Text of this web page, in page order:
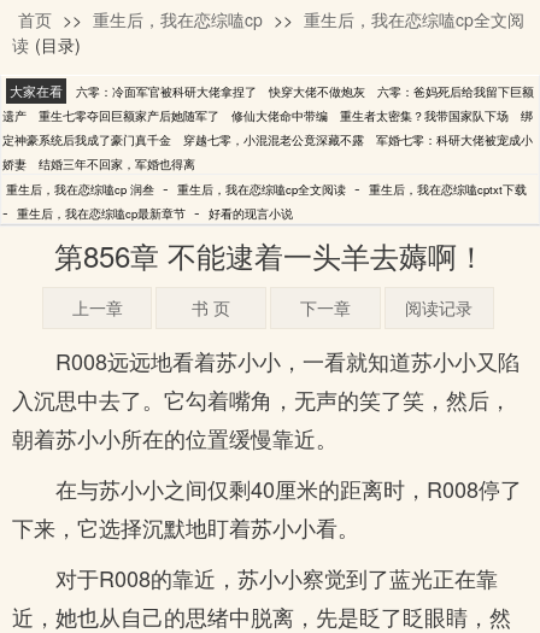
润叁
首页 >> 重生后，我在恋综嗑cp >> 重生后，我在恋综嗑cp全文阅
读 (目录)
大家在看 六零：冷面军官被科研大佬拿捏了 快穿大佬不做炮灰
六零：爸妈死后给我留下巨额
遗产
重生七零夺回巨额家产后她随军了 修仙大佬命中带编 重生者太密集？我带国家队下场
绑
定神豪系统后我成了豪门真千金
穿越七零，小混混老公竟深藏不露
军婚七零：科研大佬被宠成小
娇妻
结婚三年不回家，军婚也得离
重生后，我在恋综嗑cp 润叁 - 重生后，我在恋综嗑cp全文阅读 - 重生后，我在恋综嗑cptxt下载
- 重生后，我在恋综嗑cp最新章节 - 好看的现言小说
第856章 不能逮着一头羊去薅啊！
上一章 书 页 下一章 阅读记录
R008远远地看着苏小小，一看就知道苏小小又陷
入沉思中去了。它勾着嘴角，无声的笑了笑，然后，
朝着苏小小所在的位置缓慢靠近。
在与苏小小之间仅剩40厘米的距离时，R008停了
下来，它选择沉默地盯着苏小小看。
对于R008的靠近，苏小小察觉到了蓝光正在靠
近，她也从自己的思绪中脱离，先是眨了眨眼睛，然